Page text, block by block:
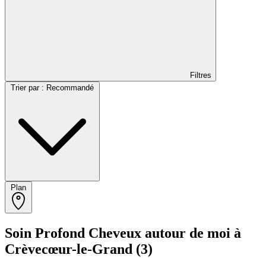
Filtres
Soin Profond Cheveux autour de moi à
Crèvecœur-le-Grand (3)